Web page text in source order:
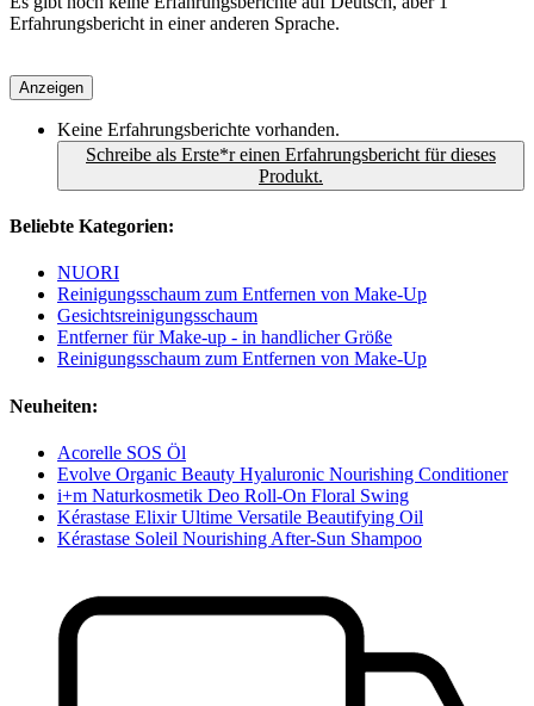
Erfahrungsbericht in einer anderen Sprache.
Anzeigen
Keine Erfahrungsberichte vorhanden.
Schreibe als Erste*r einen Erfahrungsbericht für dieses
Produkt.
Beliebte Kategorien:
NUORI
Reinigungsschaum zum Entfernen von Make-Up
Gesichtsreinigungsschaum
Entferner für Make-up - in handlicher Größe
Reinigungsschaum zum Entfernen von Make-Up
Neuheiten:
Acorelle SOS Öl
Evolve Organic Beauty Hyaluronic Nourishing Conditioner
i+m Naturkosmetik Deo Roll-On Floral Swing
Kérastase Elixir Ultime Versatile Beautifying Oil
Kérastase Soleil Nourishing After-Sun Shampoo